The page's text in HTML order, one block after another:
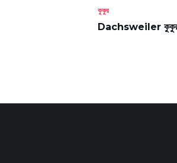
কুকুর
Dachsweiler কুকুর